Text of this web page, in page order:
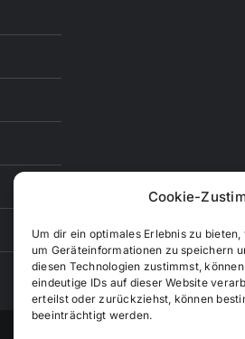
Cookie-
Um dir ein optimales Erlebnis zu
um Geräteinformationen zu speichern
diesen Technologien zustimmst,
eindeutige IDs auf dieser Website
erteilst oder zurückziehst, können
beeinträchtigt werden.